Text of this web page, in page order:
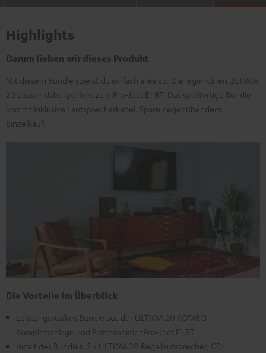
Highlights
Darum lieben wir dieses Produkt
Mit diesem Bundle spielst du einfach alles ab. Die legendären ULTIMA
20 passen dabei perfekt zum Pro-Ject E1 BT. Das spielfertige Bundle
kommt inklusive Lautsprecherkabel. Spare gegenüber dem
Einzelkauf.
Die Vorteile im Überblick
Leistungsstarkes Bundle aus der ULTIMA 20 KOMBO
Komplettanlage und Plattenspieler Pro-Ject E1 BT
Inhalt des Bundles: 2 x ULTIMA 20 Regallautsprecher, CD-